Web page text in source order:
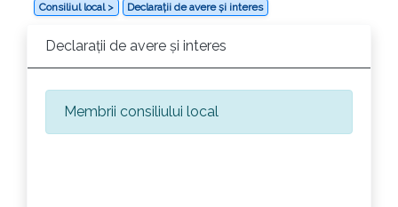
Consiliul local > Declarații de avere și interes
Declarații de avere și interes
Membrii consiliului local